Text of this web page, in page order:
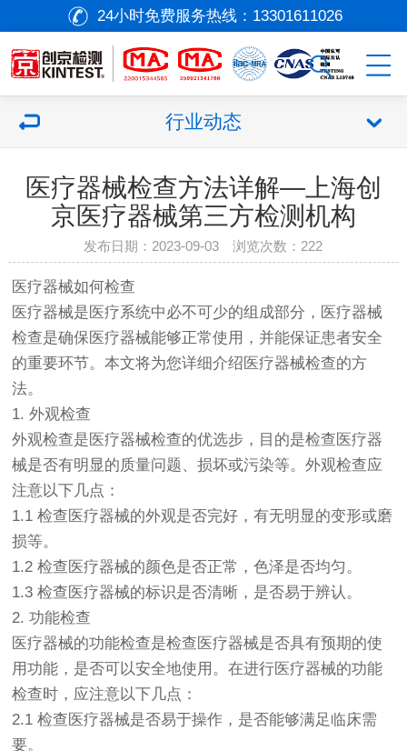
24小时免费服务热线： 13301611026
行业动态
医疗器械检查方法详解—上海创
京医疗器械第三方检测机构
发布日期：2023-09-03 浏览次数： 222
医疗器械如何检查
医疗器械是医疗系统中必不可少的组成部分， 医疗器械
检查是确保 医疗器械能够正常使用，并能保证患者安全
的重要环节。本文将为您详细介绍 医疗器械检查的方
法。
1. 外观检查
外观检查是医疗器械检查的优选步，目的是检查医疗器
械是否有明显的质量问题、损坏或污染等。外观检查应
注意以下几点：
1.1 检查医疗器械的外观是否完好，有无明显的变形或磨
损等。
1.2 检查医疗器械的颜色是否正常，色泽是否均匀。
1.3 检查医疗器械的标识是否清晰，是否易于辨认。
2. 功能检查
医疗器械的功能检查是检查医疗器械是否具有预期的使
用功能，是否可以安全地使用。在进行医疗器械的功能
检查时，应注意以下几点：
2.1 检查医疗器械是否易于操作，是否能够满足临床需
要。